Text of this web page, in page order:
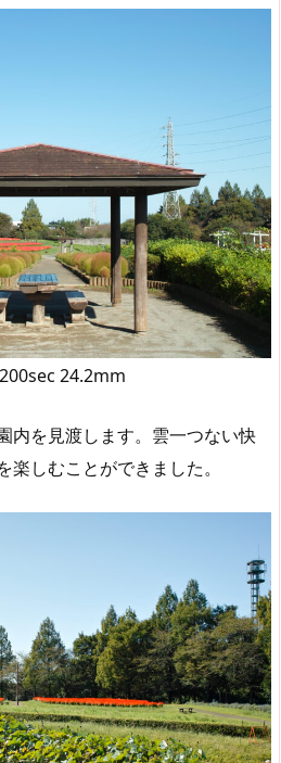
24.2mm
内を見渡します。雲一つない快
しむことができました。